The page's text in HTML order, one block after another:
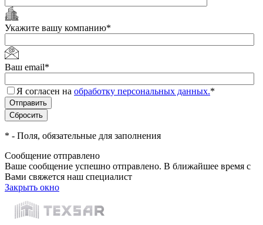
Укажите вашу компанию*
Ваш email*
Я согласен на обработку персональных данных.*
* - Поля, обязательные для заполнения
Сообщение отправлено
Ваше сообщение успешно отправлено. В ближайшее время с
Вами свяжется наш специалист
Закрыть окно